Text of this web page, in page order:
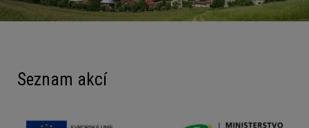
Seznam akcí